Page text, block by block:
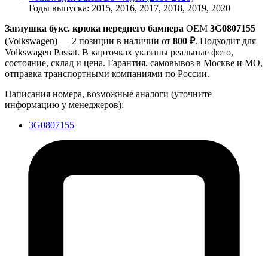
Годы выпуска: 2015, 2016, 2017, 2018, 2019, 2020
Заглушка букс. крюка переднего бампера OEM 3G0807155
(Volkswagen) — 2 позиции в наличии от 800 ₽. Подходит для
Volkswagen Passat. В карточках указаны реальные фото,
состояние, склад и цена. Гарантия, самовывоз в Москве и МО,
отправка транспортными компаниями по России.
Написания номера, возможные аналоги (уточните
информацию у менеджеров):
3G0807155